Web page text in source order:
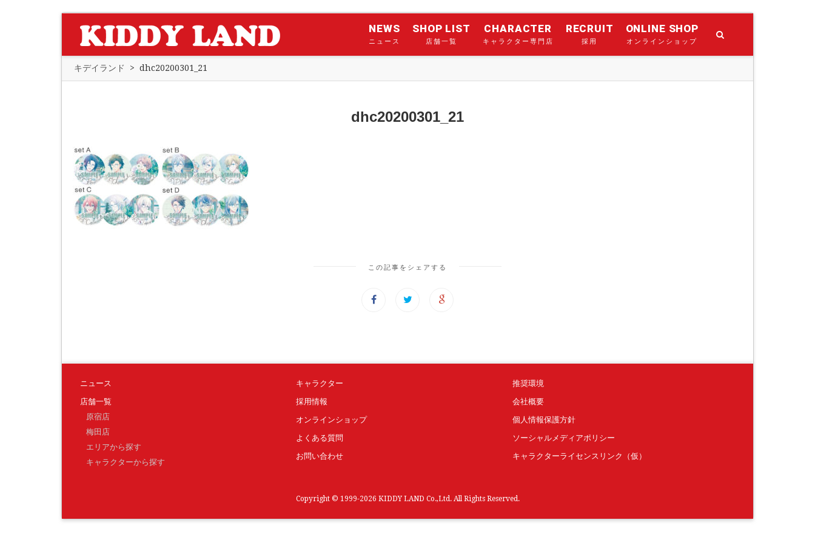
NEWS
ニュース
SHOP LIST
店舗一覧
CHARACTER
キャラクター専門店
RECRUIT
採用
ONLINE SHOP
オンラインショップ
キデイランド > dhc20200301_21
dhc20200301_21
この記事をシェアする
ニュース
店舗一覧
原宿店
梅田店
エリアから探す
キャラクターから探す
キャラクター
採用情報
オンラインショップ
よくある質問
お問い合わせ
推奨環境
会社概要
個人情報保護方針
ソーシャルメディアポリシー
キャラクターライセンスリンク（仮）
Copyright © 1999-2026 KIDDY LAND Co.,Ltd. All Rights Reserved.